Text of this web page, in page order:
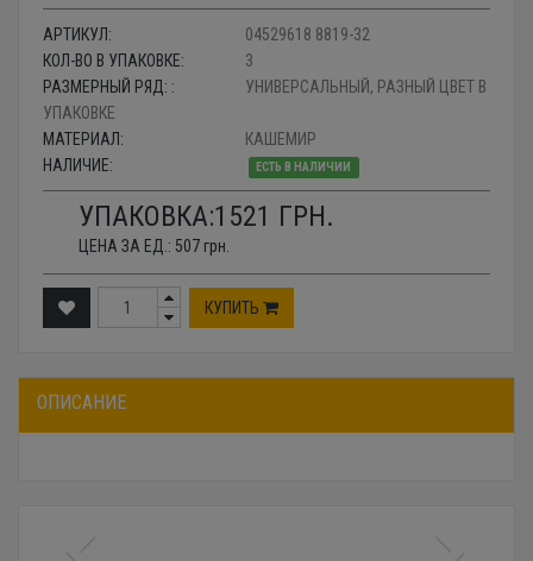
АРТИКУЛ:
04529618 8819-32
КОЛ-ВО В УПАКОВКЕ:
3
РАЗМЕРНЫЙ РЯД: :
УНИВЕРСАЛЬНЫЙ, РАЗНЫЙ ЦВЕТ В
УПАКОВКЕ
МАТЕРИАЛ:
КАШЕМИР
НАЛИЧИЕ:
ЕСТЬ В НАЛИЧИИ
УПАКОВКА:1521 ГРН.
ЦЕНА ЗА ЕД.: 507 грн.
КУПИТЬ
ОПИСАНИЕ